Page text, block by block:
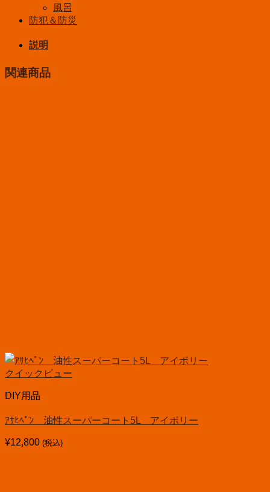
風呂
防犯＆防災
説明
関連商品
クイックビュー
DIY用品
ｱｻﾋﾍﾟﾝ 油性スーパーコート5L アイボリー
¥12,800 (税込)